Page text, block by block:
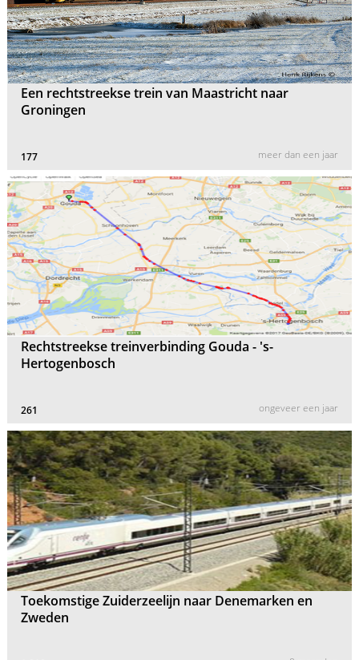
Een rechtstreekse trein van Maastricht naar
Groningen
177 meer dan een jaar
Rechtstreekse treinverbinding Gouda - 's-
Hertogenbosch
261 ongeveer een jaar
Toekomstige Zuiderzeelijn naar Denemarken en
Zweden